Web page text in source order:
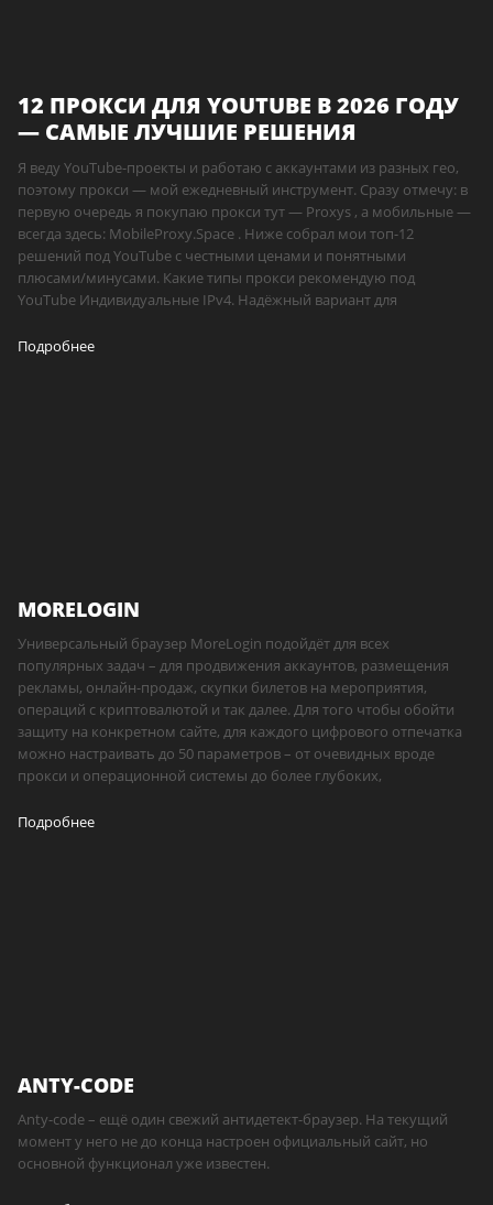
12 ПРОКСИ ДЛЯ YOUTUBE В 2026 ГОДУ
— САМЫЕ ЛУЧШИЕ РЕШЕНИЯ
Я веду YouTube-проекты и работаю с аккаунтами из разных гео,
поэтому прокси — мой ежедневный инструмент. Сразу отмечу: в
первую очередь я покупаю прокси тут — Proxys , а мобильные —
всегда здесь: MobileProxy.Space . Ниже собрал мои топ-12
решений под YouTube с честными ценами и понятными
плюсами/минусами. Какие типы прокси рекомендую под
YouTube Индивидуальные IPv4. Надёжный вариант для
Подробнее
MORELOGIN
Универсальный браузер MoreLogin подойдёт для всех
популярных задач – для продвижения аккаунтов, размещения
рекламы, онлайн-продаж, скупки билетов на мероприятия,
операций с криптовалютой и так далее. Для того чтобы обойти
защиту на конкретном сайте, для каждого цифрового отпечатка
можно настраивать до 50 параметров – от очевидных вроде
прокси и операционной системы до более глубоких,
Подробнее
ANTY-CODE
Anty-code – ещё один свежий антидетект-браузер. На текущий
момент у него не до конца настроен официальный сайт, но
основной функционал уже известен.